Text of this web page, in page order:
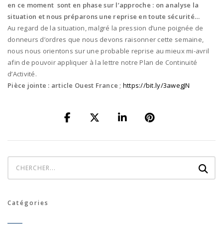
en ce moment sont en phase sur l’approche : on analyse la
situation et nous préparons une reprise en toute sécurité…
Au regard de la situation, malgré la pression d’une poignée de
donneurs d’ordres que nous devons raisonner cette semaine,
nous nous orientons sur une probable reprise au mieux mi-avril
afin de pouvoir appliquer à la lettre notre Plan de Continuité
d’Activité.
Pièce jointe : article Ouest France ; https://bit.ly/3awegJN
Catégories